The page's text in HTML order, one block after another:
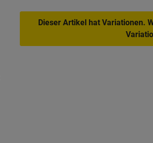
Dieser Artikel hat Variationen.